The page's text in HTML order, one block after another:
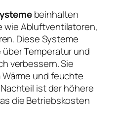
beinhalten
wie Abluftventilatoren,
Diese Systeme
Temperatur und
verbessern. Sie
und feuchte
ist der höhere
die Betriebskosten